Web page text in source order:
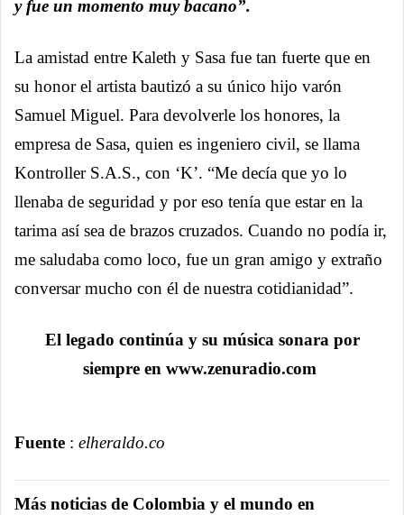
y fue un momento muy bacano”.
La amistad entre Kaleth y Sasa fue tan fuerte que en
su honor el artista bautizó a su único hijo varón
Samuel Miguel. Para devolverle los honores, la
empresa de Sasa, quien es ingeniero civil, se llama
Kontroller S.A.S., con ‘K’. “Me decía que yo lo
llenaba de seguridad y por eso tenía que estar en la
tarima así sea de brazos cruzados. Cuando no podía ir,
me saludaba como loco, fue un gran amigo y extraño
conversar mucho con él de nuestra cotidianidad”.
El legado continúa y su música sonara por
siempre en www.zenuradio.com
Fuente : elheraldo.co
Más noticias de Colombia y el mundo en